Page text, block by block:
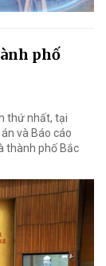
phố
thứ nhất, tại
và Báo cáo
thành phố Bắc